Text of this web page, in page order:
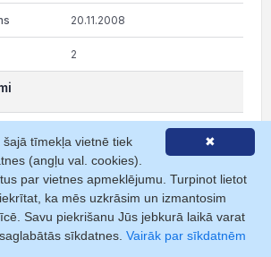
20.11.2008
2
32.81 KB
13.02.2009
24.04.2007
✖
tīmekļa vietnē tiek
(angļu val. cookies).
par vietnes apmeklējumu. Turpinot lietot
ka mēs uzkrāsim un izmantosim
Savu piekrišanu Jūs jebkurā laikā varat
sīkdatnes. Vairāk par sīkdatnēm